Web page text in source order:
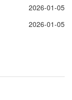
2026-01-05
2026-01-05